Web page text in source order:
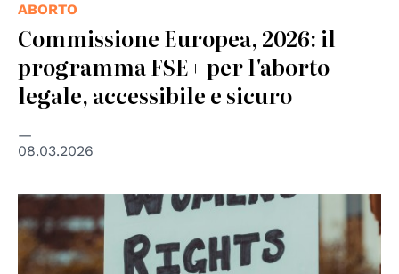
ABORTO
Commissione Europea, 2026: il
programma FSE+ per l'aborto
legale, accessibile e sicuro
08.03.2026
© Photo by Colin Lloyd on Unsplash